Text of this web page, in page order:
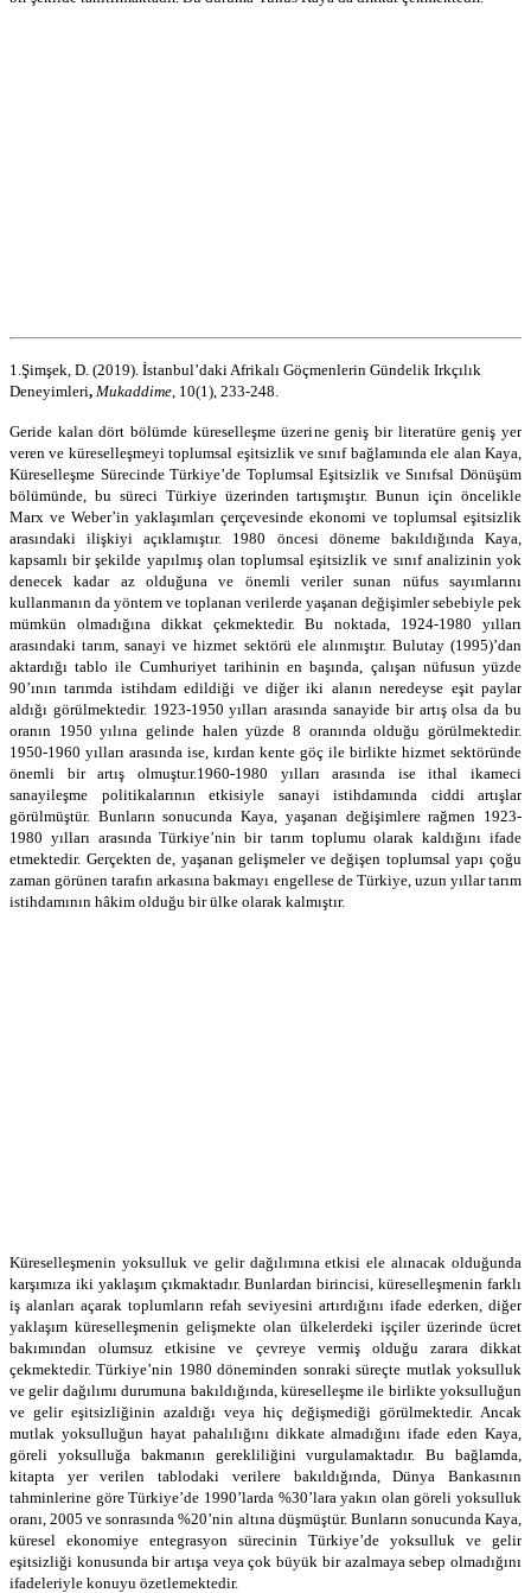
1. Şimşek, D. (2019). İstanbul’daki Afrikalı Göçmenlerin Gündelik Irkçılık
Deneyimleri, Mukaddime , 10(1), 233-248.
Geride kalan dört bölümde küreselleşme üzerine geniş bir literatüre geniş yer
veren ve küreselleşmeyi toplumsal eşitsizlik ve sınıf bağlamında ele alan Kaya,
Küreselleşme Sürecinde Türkiye’de Toplumsal Eşitsizlik ve Sınıfsal Dönüşüm
bölümünde, bu süreci Türkiye üzerinden tartışmıştır. Bunun için öncelikle
Marx ve Weber’in yaklaşımları çerçevesinde ekonomi ve toplumsal eşitsizlik
arasındaki ilişkiyi açıklamıştır. 1980 öncesi döneme bakıldığında Kaya,
kapsamlı bir şekilde yapılmış olan toplumsal eşitsizlik ve sınıf analizinin yok
denecek kadar az olduğuna ve önemli veriler sunan nüfus sayımlarını
kullanmanın da yöntem ve toplanan verilerde yaşanan değişimler sebebiyle pek
mümkün olmadığına dikkat çekmektedir. Bu noktada, 1924-1980 yılları
arasındaki tarım, sanayi ve hizmet sektörü ele alınmıştır. Bulutay (1995)’dan
aktardığı tablo ile Cumhuriyet tarihinin en başında, çalışan nüfusun yüzde
90’ının tarımda istihdam edildiği ve diğer iki alanın neredeyse eşit paylar
aldığı görülmektedir. 1923-1950 yılları arasında sanayide bir artış olsa da bu
oranın 1950 yılına gelinde halen yüzde 8 oranında olduğu görülmektedir.
1950-1960 yılları arasında ise, kırdan kente göç ile birlikte hizmet sektöründe
önemli bir artış olmuştur.1960-1980 yılları arasında ise ithal ikameci
sanayileşme politikalarının etkisiyle sanayi istihdamında ciddi artışlar
görülmüştür. Bunların sonucunda Kaya, yaşanan değişimlere rağmen 1923-
1980 yılları arasında Türkiye’nin bir tarım toplumu olarak kaldığını ifade
etmektedir. Gerçekten de, yaşanan gelişmeler ve değişen toplumsal yapı çoğu
zaman görünen tarafın arkasına bakmayı engellese de Türkiye, uzun yıllar tarım
istihdamının hâkim olduğu bir ülke olarak kalmıştır.
Küreselleşmenin yoksulluk ve gelir dağılımına etkisi ele alınacak olduğunda
karşımıza iki yaklaşım çıkmaktadır. Bunlardan birincisi, küreselleşmenin farklı
iş alanları açarak toplumların refah seviyesini artırdığını ifade ederken, diğer
yaklaşım küreselleşmenin gelişmekte olan ülkelerdeki işçiler üzerinde ücret
bakımından olumsuz etkisine ve çevreye vermiş olduğu zarara dikkat
çekmektedir. Türkiye’nin 1980 döneminden sonraki süreçte mutlak yoksulluk
ve gelir dağılımı durumuna bakıldığında, küreselleşme ile birlikte yoksulluğun
ve gelir eşitsizliğinin azaldığı veya hiç değişmediği görülmektedir. Ancak
mutlak yoksulluğun hayat pahalılığını dikkate almadığını ifade eden Kaya,
göreli yoksulluğa bakmanın gerekliliğini vurgulamaktadır. Bu bağlamda,
kitapta yer verilen tablodaki verilere bakıldığında, Dünya Bankasının
tahminlerine göre Türkiye’de 1990’larda %30’lara yakın olan göreli yoksulluk
oranı, 2005 ve sonrasında %20’nin altına düşmüştür. Bunların sonucunda Kaya,
küresel ekonomiye entegrasyon sürecinin Türkiye’de yoksulluk ve gelir
eşitsizliği konusunda bir artışa veya çok büyük bir azalmaya sebep olmadığını
ifadeleriyle konuyu özetlemektedir.